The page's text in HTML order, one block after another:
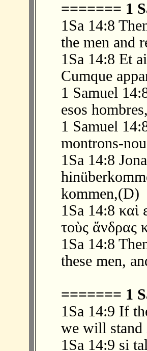
======= 1
1Sa 14:8
the men and
1Sa 14:8 Et
Cumque
1 Samuel
esos
1 Samuel
montrons-
1Sa 14:8
kommen,(D)
1Sa 14:8 καὶ
τοὺς ἄνδρας
1Sa 14:8
these men,
======= 1
1Sa 14:9 If
we will stand
1Sa 14:9 si